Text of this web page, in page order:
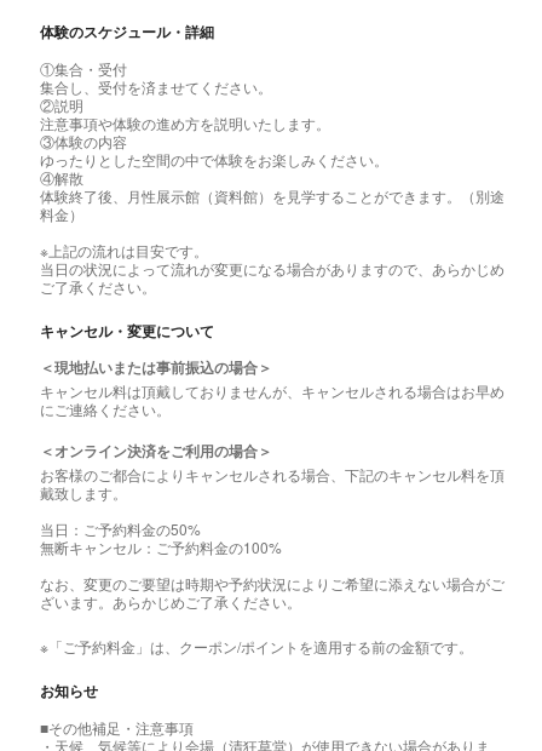
体験のスケジュール・詳細
①集合・受付
集合し、受付を済ませてください。
②説明
注意事項や体験の進め方を説明いたします。
③体験の内容
ゆったりとした空間の中で体験をお楽しみください。
④解散
体験終了後、月性展示館（資料館）を見学することができます。（別途
料金）
※上記の流れは目安です。
当日の状況によって流れが変更になる場合がありますので、あらかじめ
ご了承ください。
キャンセル・変更について
＜現地払いまたは事前振込の場合＞
キャンセル料は頂戴しておりませんが、キャンセルされる場合はお早め
にご連絡ください。
＜オンライン決済をご利用の場合＞
お客様のご都合によりキャンセルされる場合、下記のキャンセル料を頂
戴致します。
当日：ご予約料金の50%
無断キャンセル：ご予約料金の100%
なお、変更のご要望は時期や予約状況によりご希望に添えない場合がご
ざいます。あらかじめご了承ください。
※「ご予約料金」は、クーポン/ポイントを適用する前の金額です。
お知らせ
■その他補足・注意事項
・天候、気候等により会場（清狂草堂）が使用できない場合がありま